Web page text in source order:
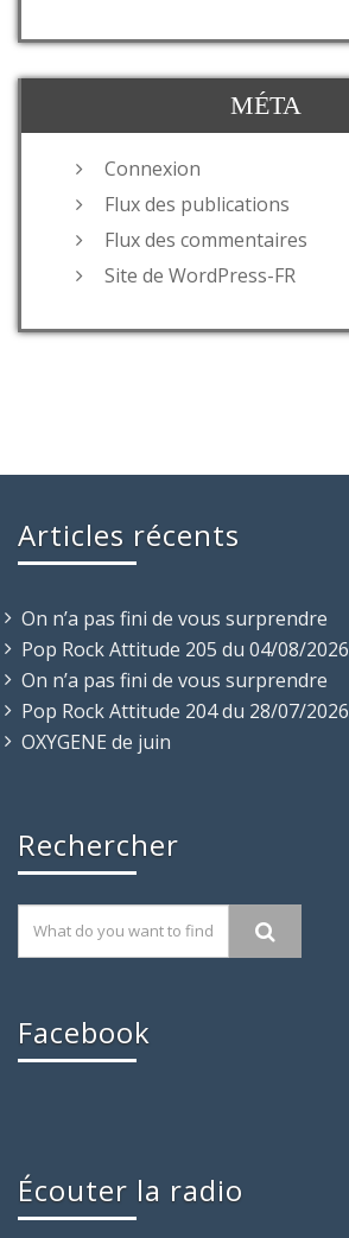
MÉTA
Connexion
Flux des publications
Flux des commentaires
Site de WordPress-FR
Articles récents
On n’a pas fini de vous surprendre
Pop Rock Attitude 205 du 04/08/2026
On n’a pas fini de vous surprendre
Pop Rock Attitude 204 du 28/07/2026
OXYGENE de juin
Rechercher
Facebook
Écouter la radio